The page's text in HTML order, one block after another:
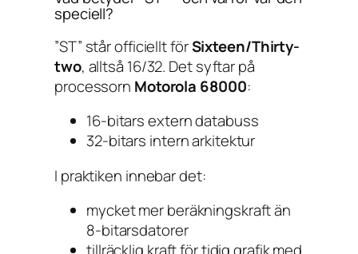
speciell?
”ST” står officiellt förSixteen/Thirty-
two, alltså 16/32. Det syftar på
processorn Motorola 68000:
16-bitars extern databuss
32-bitars intern arkitektur
I praktiken innebar det:
mycket mer beräkningskraft än
8-bitarsdatorer